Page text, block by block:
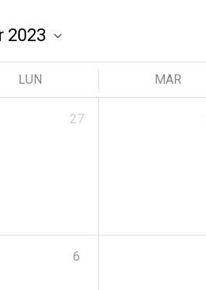
LUN MAR
27
6